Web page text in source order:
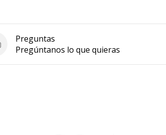
Preguntas
Pregúntanos lo que quieras